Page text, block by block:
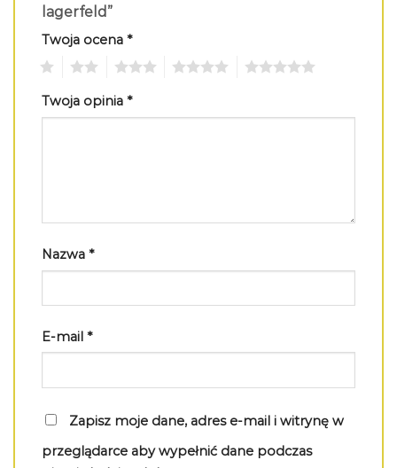
lagerfeld”
Twoja ocena *
Twoja opinia *
Nazwa *
E-mail *
Zapisz moje dane, adres e-mail i witrynę w
przeglądarce aby wypełnić dane podczas